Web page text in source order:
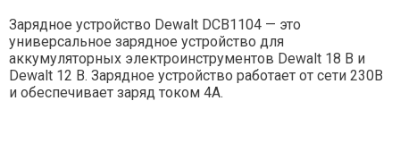
Зарядное устройство Dewalt DCB1104 — это
универсальное зарядное устройство для
аккумуляторных электроинструментов Dewalt 18 В и
Dewalt 12 В. Зарядное устройство работает от сети 230В
и обеспечивает заряд током 4А.